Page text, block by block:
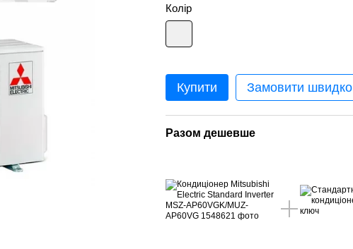
Колір
Купити Замовити швидко
Разом дешевше